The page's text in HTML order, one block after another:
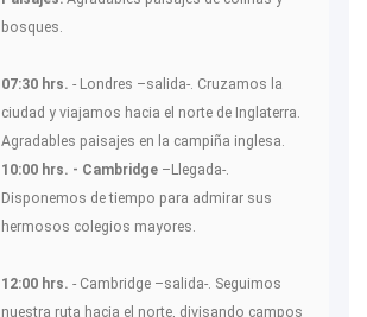
bosques.
07:30 hrs. - Londres –salida-. Cruzamos la
ciudad y viajamos hacia el norte de Inglaterra.
Agradables paisajes en la campiña inglesa.
10:00 hrs. - Cambridge –Llegada-.
Disponemos de tiempo para admirar sus
hermosos colegios mayores.
12:00 hrs. - Cambridge –salida-. Seguimos
nuestra ruta hacia el norte, divisando campos